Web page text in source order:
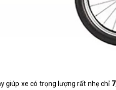
giúp xe có trọng lượng rất nhẹ chỉ